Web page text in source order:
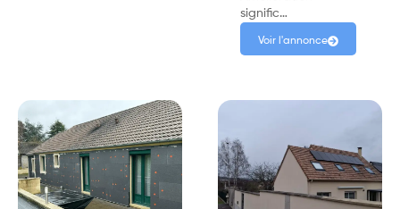
signific…
Voir l'annonce